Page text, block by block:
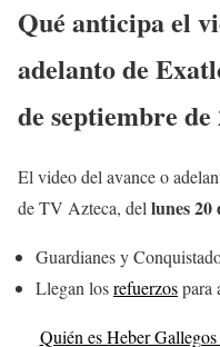
Qué anticipa el
adelanto de
de septiembre de
El video del avance o
de TV Azteca, del lunes 20
Guardianes y
Llegan losrefuerzospara
Quién es Heber